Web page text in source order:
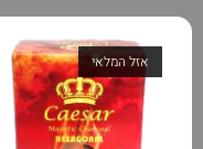
אזל המלאי